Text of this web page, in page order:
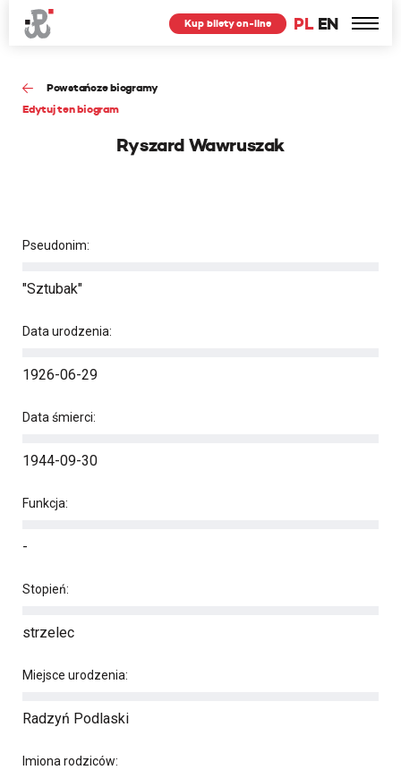
PL EN
Kup bilety on-line
Powstańcze biogramy
Edytuj ten biogram
Ryszard Wawruszak
Pseudonim:
"Sztubak"
Data urodzenia:
1926-06-29
Data śmierci:
1944-09-30
Funkcja:
-
Stopień:
strzelec
Miejsce urodzenia:
Radzyń Podlaski
Imiona rodziców: